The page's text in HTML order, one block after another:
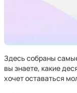
Здесь собраны
вы знаете, какие
хочет оставаться